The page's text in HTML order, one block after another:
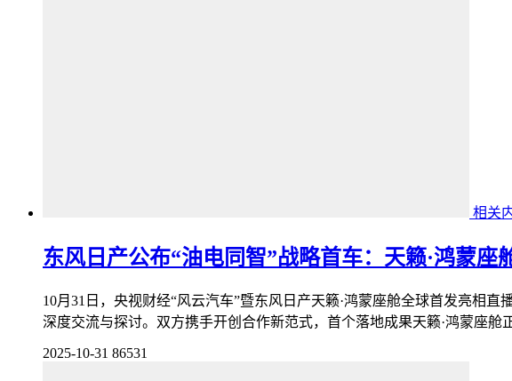
相关
东风日产公布“油电同智”战略首车：天籁·鸿蒙座
10月31日，央视财经“风云汽车”暨东风日产天籁·鸿蒙座舱全球首发亮相
深度交流与探讨。双方携手开创合作新范式，首个落地成果天籁·鸿蒙座舱正
2025-10-31 86531